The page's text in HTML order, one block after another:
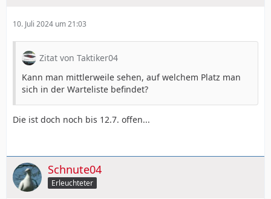
10. Juli 2024 um 21:03
Zitat von Taktiker04
Kann man mittlerweile sehen, auf welchem Platz man
sich in der Warteliste befindet?
Die ist doch noch bis 12.7. offen...
Schnute04
Erleuchteter